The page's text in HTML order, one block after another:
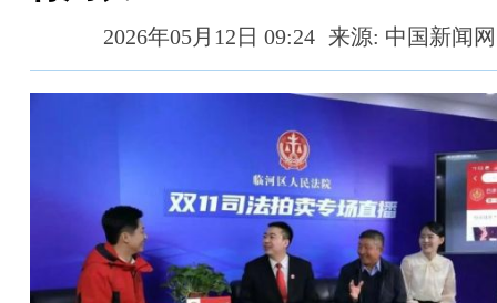
2026年05月12日 09:24 来源: 中国新闻网